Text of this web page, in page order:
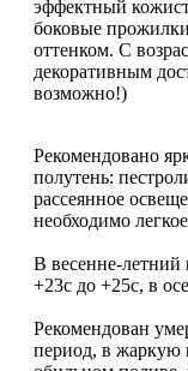
эффектный
боковые
оттенком. С
декоративным
возможно!)
Рекомендовано
полутень:
рассеянное
необходимо
В весенне-летний
+23c до +25c, в
Рекомендован
период, в жаркую